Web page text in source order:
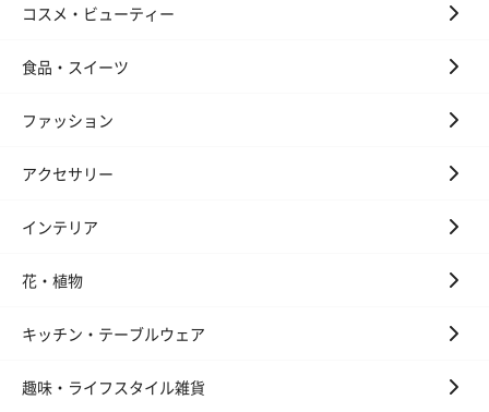
コスメ・ビューティー
食品・スイーツ
ファッション
アクセサリー
インテリア
花・植物
キッチン・テーブルウェア
趣味・ライフスタイル雑貨